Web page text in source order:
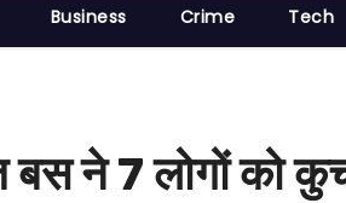
Business Crime Tech
ने 7 लोगों को